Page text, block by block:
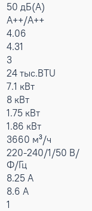
50 дБ(А)
A++/A++
4.06
4.31
3
24 тыс.BTU
7.1 кВт
8 кВт
1.75 кВт
1.86 кВт
3660 м³/ч
220-240/1/50 В/
Ф/Гц
8.25 А
8.6 А
1